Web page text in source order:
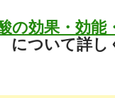
の効果・効能
について詳し